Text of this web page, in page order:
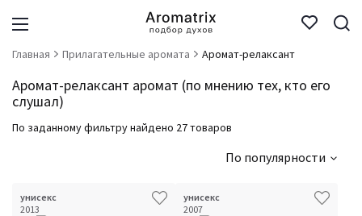
Главная Прилагательные аромата Аромат-релаксант
Аромат-релаксант аромат (по мнению тех, кто его
слушал)
По заданному фильтру найдено 27 товаров
По популярности
унисекс
2013
унисекс
2007